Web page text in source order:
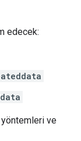
edecek:
ve